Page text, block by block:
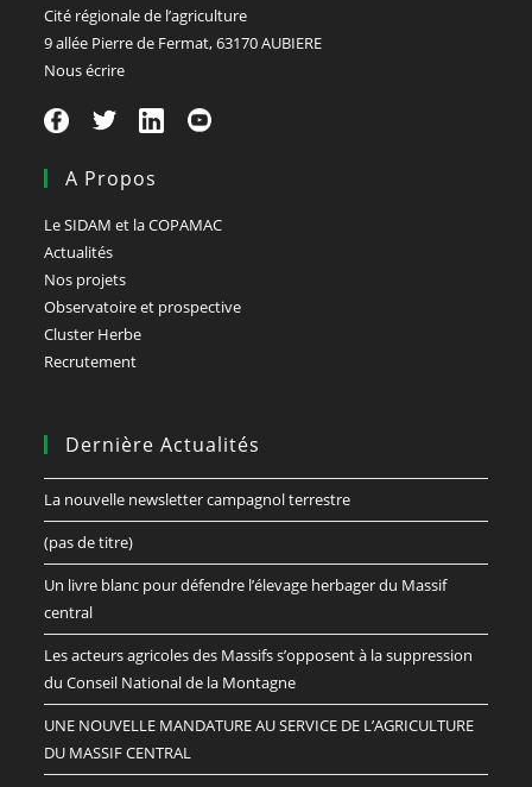
Cité régionale de l’agriculture
9 allée Pierre de Fermat, 63170 AUBIERE
Nous écrire
A Propos
Le SIDAM et la COPAMAC
Actualités
Nos projets
Observatoire et prospective
Cluster Herbe
Recrutement
Dernière Actualités
La nouvelle newsletter campagnol terrestre
(pas de titre)
Un livre blanc pour défendre l’élevage herbager du Massif
central
Les acteurs agricoles des Massifs s’opposent à la suppression
du Conseil National de la Montagne
UNE NOUVELLE MANDATURE AU SERVICE DE L’AGRICULTURE
DU MASSIF CENTRAL